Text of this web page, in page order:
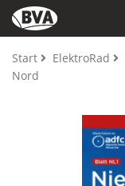
Start ElektroRad
Nord